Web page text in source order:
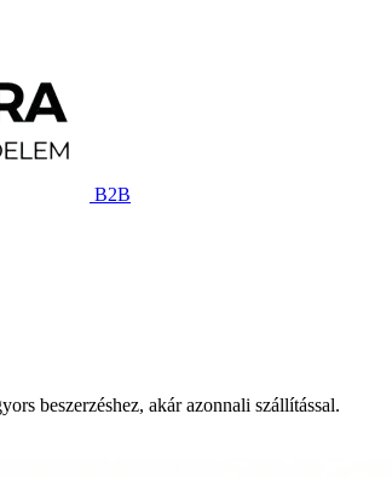
B2B
beszerzéshez, akár azonnali szállítással.